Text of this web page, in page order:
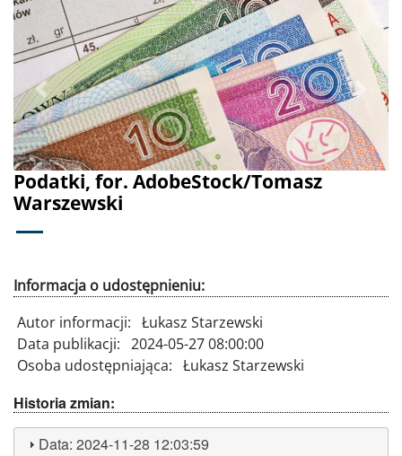
Podatki, for. AdobeStock/Tomasz
Warszewski
Poprzednie Dalej
Informacja o udostępnieniu:
Autor informacji: Łukasz Starzewski
Data publikacji: 2024-05-27 08:00:00
Osoba udostępniająca: Łukasz Starzewski
Historia zmian:
Data:2024-11-28 12:03:59